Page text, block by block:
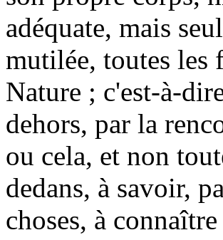
adéquate, mais
mutilée, toutes les
Nature ; c'est-à-
dehors, par la
ou cela, et non
dedans, à savoir,
choses, à